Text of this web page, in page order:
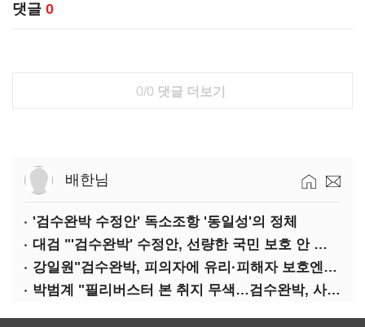
댓글 0
0/0 댓글 더보기
배한님
'검수완박 수정안' 독소조항 '동일성'의 정체
대검 "'검수완박' 수정안, 선량한 국민 보호 안 보여"
강일원"검수완박, 피의자에 유리·피해자 보호엔 문제"
박범계 "필리버스터 본 취지 무색…검수완박, 사실상 합의"